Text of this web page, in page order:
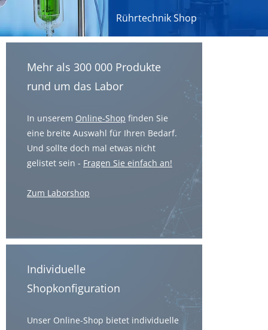
Rührtechnik Shop
Mehr als 300 000 Produkte
rund um das Labor
In unserem Online-Shop finden Sie
eine breite Auswahl für Ihren Bedarf.
Und sollte doch mal etwas nicht
gelistet sein - Fragen Sie einfach an!
Zum Laborshop
Individuelle
Shopkonfiguration
Unser Online-Shop bietet individuelle